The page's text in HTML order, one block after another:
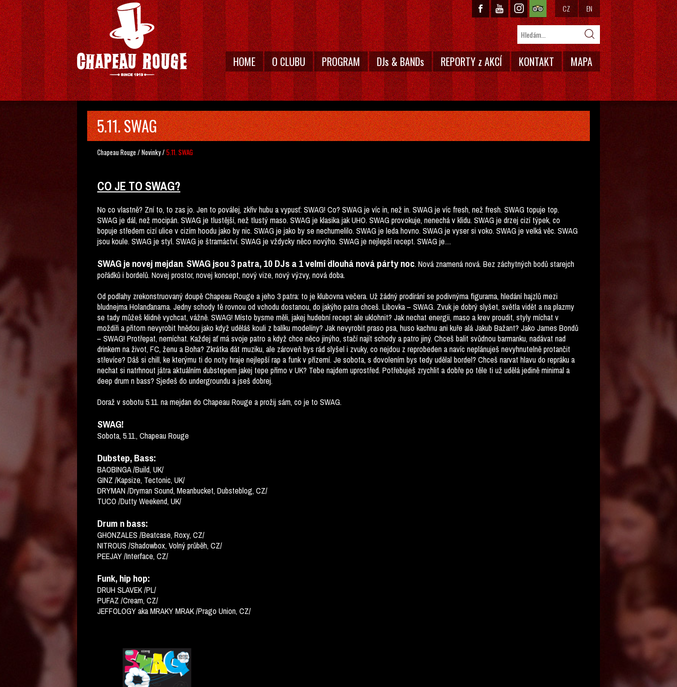
HOME O CLUBU PROGRAM DJs & BANDs REPORTY z AKCÍ KONTAKT MAPA
CZ EN
5.11. SWAG
Chapeau Rouge /Novinky/5.11. SWAG
CO JE TO SWAG?
No co vlastně? Zní to, to zas jo. Jen to poválej, zkřiv hubu a vypusť: SWAG! Co? SWAG je víc in, než in. SWAG je víc fresh, než fresh. SWAG topuje top.
SWAG je dál, než mocipán. SWAG je tlustější, než tlustý maso. SWAG je klasika jak UHO. SWAG provokuje, nenechá v klidu. SWAG je drzej cizí týpek, co
bopuje středem cizí ulice v cizím hoodu jako by nic. SWAG je jako by se nechumelilo. SWAG je leda hovno. SWAG je vyser si voko. SWAG je velká věc. SWAG
jsou koule. SWAG je styl. SWAG je štramáctví. SWAG je vždycky něco novýho. SWAG je nejlepší recept. SWAG je…
SWAG je novej mejdan. SWAG jsou 3 patra, 10 DJs a 1 velmi dlouhá nová párty noc. Nová znamená nová. Bez záchytných bodů starejch
pořádků i bordelů. Novej prostor, novej koncept, nový vize, nový výzvy, nová doba.
Od podlahy zrekonstruovaný doupě Chapeau Rouge a jeho 3 patra: to je klubovna večera. Už žádný prodírání se podivnýma figurama, hledání hajzlů mezi
bludnejma Holanďanama. Jedny schody tě rovnou od vchodu dostanou, do jakýho patra chceš. Libovka – SWAG. Zvuk je dobrý slyšet, světla vidět a na plazmy
se tady můžeš klidně vychcat, vážně. SWAG! Místo bysme měli, jakej hudební recept ale uklohnit? Jak nechat energii, maso a krev proudit, styly míchat v
moždíři a přitom nevyrobit hnědou jako když uděláš kouli z balíku modelíny? Jak nevyrobit praso psa, huso kachnu ani kuře alá Jakub Bažant? Jako James Bondů
– SWAG! Protřepat, nemíchat. Každej ať má svoje patro a když chce něco jinýho, stačí najít schody a patro jiný. Chceš balit svůdnou barmanku, nadávat nad
drinkem na život, FC, ženu a Boha? Zkrátka dát muziku, ale zároveň bys rád slyšel i zvuky, co nejdou z reprobeden a navíc neplánuješ nevyhnutelně protančit
střevíce? Dáš si chill, ke kterýmu ti do noty hraje nejlepší rap a funk v přízemí. Je sobota, s dovolením bys tedy udělal bordel? Chceš narvat hlavu do repráku a
nechat si natrhnout játra aktuálním dubstepem jakej tepe přímo v UK? Tebe najdem uprostřed. Potřebuješ zrychlit a dobře po těle ti už udělá jedině minimal a
deep drum n bass? Sjedeš do undergroundu a jseš dobrej.
Doraž v sobotu 5.11. na mejdan do Chapeau Rouge a prožij sám, co je to SWAG.
SWAG!
Sobota, 5.11., Chapeau Rouge
Dubstep, Bass:
BAOBINGA /Build, UK/
GINZ /Kapsize, Tectonic, UK/
DRYMAN /Dryman Sound, Meanbucket, Dubsteblog, CZ/
TUCO /Dutty Weekend, UK/
Drum n bass:
GHONZALES /Beatcase, Roxy, CZ/
NITROUS /Shadowbox, Volný průběh, CZ/
PEEJAY /Interface, CZ/
Funk, hip hop:
DRUH SLAVEK /PL/
PUFAZ /Cream, CZ/
JEFFOLOGY aka MRAKY MRAK /Prago Union, CZ/